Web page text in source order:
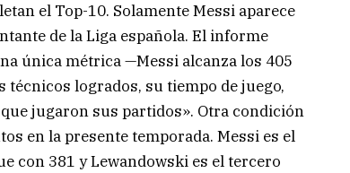
el Top-10. Solamente Messi aparece
de la Liga española. El informe
única métrica —Messi alcanza los 405
logrados, su tiempo de juego,
jugaron sus partidos». Otra condición
en la presente temporada. Messi es el
con 381 y Lewandowski es el tercero